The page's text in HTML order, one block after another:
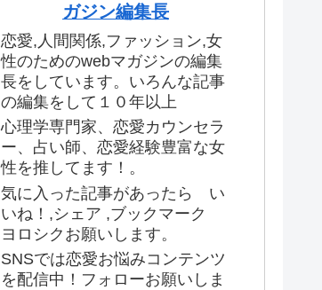
ガジン編集長
恋愛,人間関係,ファッション,女
性のためのwebマガジンの編集
長をしています。いろんな記事
の編集をして１０年以上
心理学専門家、恋愛カウンセラ
ー、占い師、恋愛経験豊富な女
性を推してます！。
気に入った記事があったら い
いね！,シェア ,ブックマーク
ヨロシクお願いします。
SNSでは恋愛お悩みコンテンツ
を配信中！フォローお願いしま